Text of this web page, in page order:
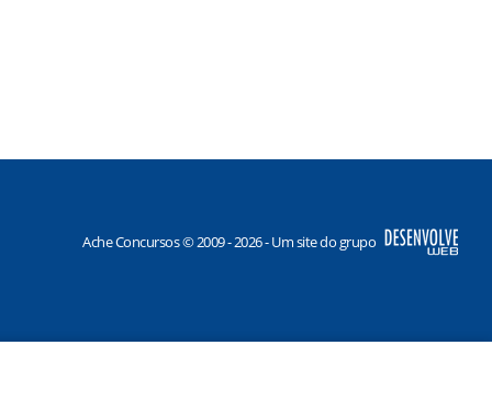
Ache Concursos © 2009 - 2026 - Um site do grupo